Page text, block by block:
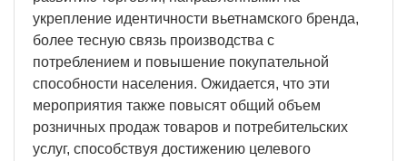
укрепление идентичности вьетнамского бренда,
более тесную связь производства с
потреблением и повышение покупательной
способности населения. Ожидается, что эти
мероприятия также повысят общий объем
розничных продаж товаров и потребительских
услуг, способствуя достижению целевого